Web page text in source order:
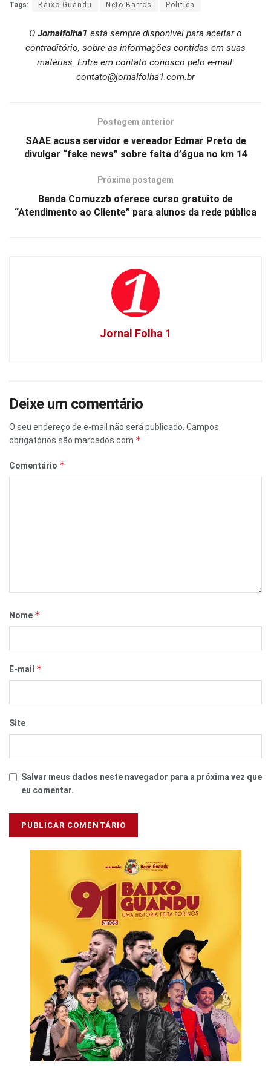
Tags: Baixo Guandu Neto Barros Politica
O Jornalfolha1 está sempre disponível para aceitar o
contraditório, sobre as informações contidas em suas
matérias. Entre em contato conosco pelo e-mail:
contato@jornalfolha1.com.br
Postagem anterior
SAAE acusa servidor e vereador Edmar Preto de
divulgar “fake news” sobre falta d’água no km 14
Próxima postagem
Banda Comuzzb oferece curso gratuito de
“Atendimento ao Cliente” para alunos da rede pública
Jornal Folha 1
Deixe um comentário
O seu endereço de e-mail não será publicado. Campos
obrigatórios são marcados com *
Comentário *
Nome *
E-mail *
Site
Salvar meus dados neste navegador para a próxima vez que
eu comentar.